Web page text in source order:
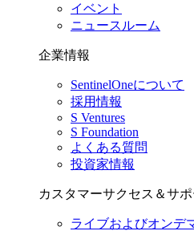
イベント
ニュースルーム
企業情報
SentinelOneについて
採用情報
S Ventures
S Foundation
よくある質問
投資家情報
カスタマーサクセス＆サポ
ライブおよびオンデ